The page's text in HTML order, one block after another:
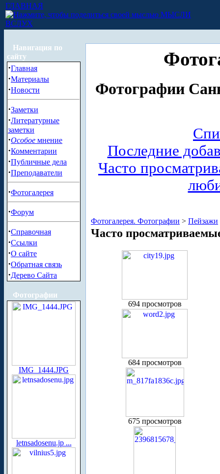
ГЛАВНАЯ
МЫСЛИ
ВСЛУХ
Навигация по
сайту
·Главная
·Материалы
·Новости
·Заметки
·Литературные
заметки
·Особое мнение
·Комментарии
·Публичные дела
·Преподаватели
·Фотогалерея
·Форум
·Справочная
·Ссылки
·О сайте
·Обратная связь
·Дерево Сайта
Фотографии
IMG_1444.JPG
letnsadosenu.jp ...
Фотографии
Последние
Часто
Фотогалерея. Фотографии > Пейзажи
Часто
694 просмотров
684 просмотров
675 просмотров